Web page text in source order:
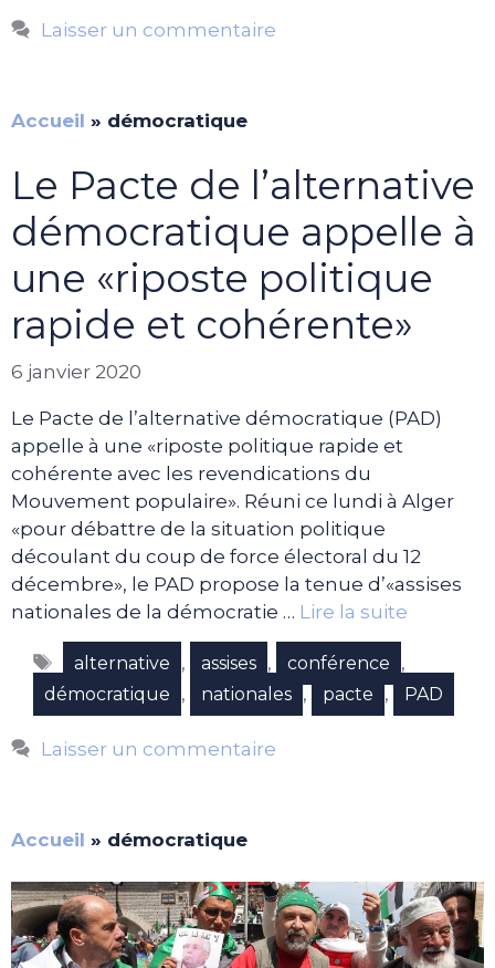
Laisser un commentaire
Accueil » démocratique
Le Pacte de l’alternative
démocratique appelle à
une «riposte politique
rapide et cohérente»
6 janvier 2020
Le Pacte de l’alternative démocratique (PAD)
appelle à une «riposte politique rapide et
cohérente avec les revendications du
Mouvement populaire». Réuni ce lundi à Alger
«pour débattre de la situation politique
découlant du coup de force électoral du 12
décembre», le PAD propose la tenue d’«assises
nationales de la démocratie … Lire la suite
Étiquettes
alternative , assises , conférence ,
démocratique , nationales , pacte , PAD
Laisser un commentaire
Accueil » démocratique